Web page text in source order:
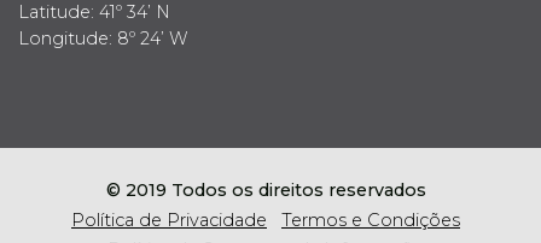
Latitude: 41º 34’ N
Longitude: 8º 24’ W
© 2019 Todos os direitos reservados
Política de Privacidade
Termos e Condições